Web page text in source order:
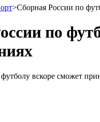
>Сборная России по
по